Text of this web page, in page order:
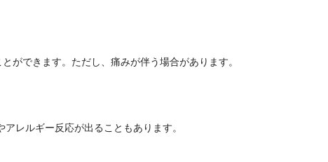
ができます。ただし、痛みが伴う場合があります。
レルギー反応が出ることもあります。